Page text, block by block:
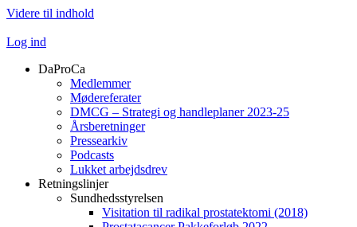
Videre til indhold
Log ind
DaProCa
Medlemmer
Mødereferater
DMCG – Strategi og handleplaner 2023-25
Årsberetninger
Pressearkiv
Podcasts
Lukket arbejdsdrev
Retningslinjer
Sundhedsstyrelsen
Visitation til radikal prostatektomi (2018)